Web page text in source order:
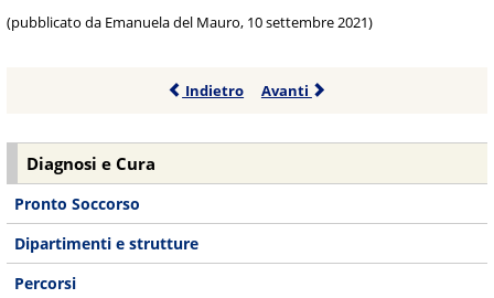
(pubblicato da Emanuela del Mauro, 10 settembre 2021)
Indietro Avanti
Diagnosi e Cura
Pronto Soccorso
Dipartimenti e strutture
Percorsi